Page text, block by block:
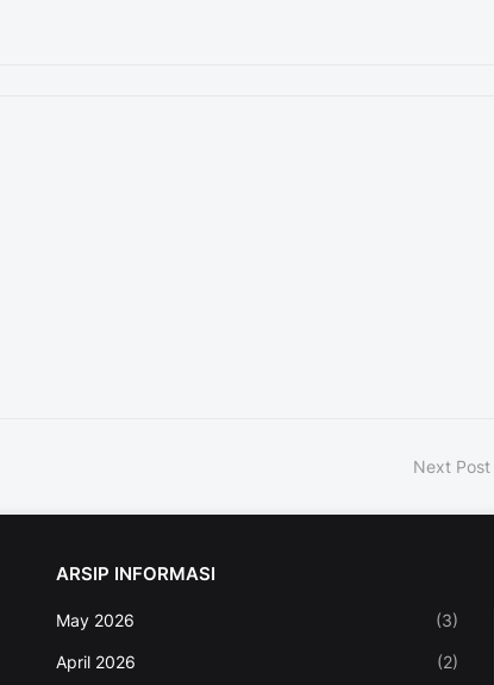
Next Post
ARSIP INFORMASI
May 2026 (3)
April 2026 (2)